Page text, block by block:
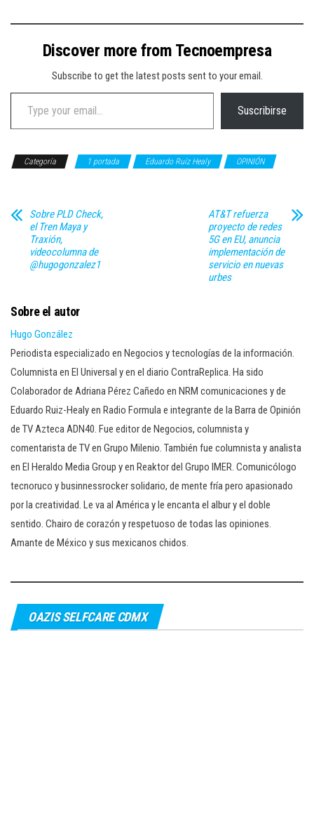
Discover more from Tecnoempresa
Subscribe to get the latest posts sent to your email.
Type your email…
Suscribirse
Categoría 1 portada Eduardo Ruíz Healy OPINIÓN
Sobre PLD Check,
el Tren Maya y
Traxión,
videocolumna de
@hugogonzalez1
AT&T refuerza
proyecto de redes
5G en EU, anuncia
implementación de
servicio en nuevas
urbes
Sobre el autor
Hugo González
Periodista especializado en Negocios y tecnologías de la información.
Columnista en El Universal y en el diario ContraReplica. Ha sido
Colaborador de Adriana Pérez Cañedo en NRM comunicaciones y de
Eduardo Ruiz-Healy en Radio Formula e integrante de la Barra de Opinión
de TV Azteca ADN40. Fue editor de Negocios, columnista y
comentarista de TV en Grupo Milenio. También fue columnista y analista
en El Heraldo Media Group y en Reaktor del Grupo IMER. Comunicólogo
tecnoruco y businnessrocker solidario, de mente fría pero apasionado
por la creatividad. Le va al América y le encanta el albur y el doble
sentido. Chairo de corazón y respetuoso de todas las opiniones.
Amante de México y sus mexicanos chidos.
OAZIS SELFCARE CDMX